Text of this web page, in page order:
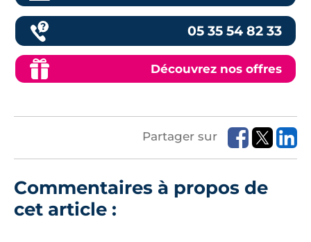
05 35 54 82 33
Découvrez nos offres
Partager sur
Commentaires à propos de
cet article :